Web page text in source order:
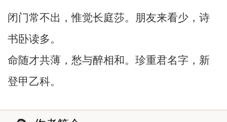
闭门常不出，惟觉长庭莎。朋友来看少，诗
书卧读多。
命随才共薄，愁与醉相和。珍重君名字，新
登甲乙科。